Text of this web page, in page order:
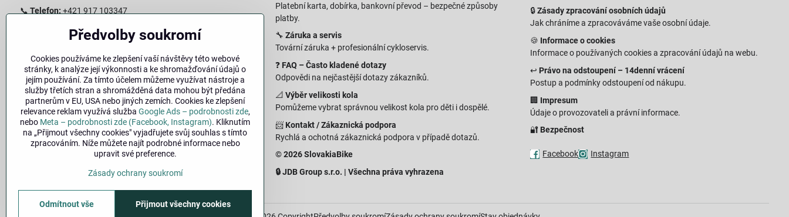
📞 Telefon: +421 917 103347
info@slovakiabike.sk
Pondělí–Pátek: 09:00–15:00
Sobota: 09:00–11:00
Neděle: Zavřeno
👉Zobrazit prodejnu na mapě(odkaz na Google Maps)
Platební karta, dobírka, bankovní převod – bezpečné způsoby
platby.
🔧 Záruka a servis
Tovární záruka + profesionální cykloservis.
❓ FAQ – Často kladené dotazy
Odpovědi na nejčastější dotazy zákazníků.
📐 Výběr velikosti kola
Pomůžeme vybrat správnou velikost kola pro děti i dospělé.
📨 Kontakt / Zákaznická podpora
Rychlá a ochotná zákaznická podpora v případě dotazů.
© 2026 SlovakiaBike
🔒 JDB Group s.r.o. | Všechna práva vyhrazena
🔒Zásady zpracování osobních údajů
Jak chráníme a zpracováváme vaše osobní údaje.
🍪 Informace o cookies
Informace o používaných cookies a zpracování údajů na webu.
↩️ Právo na odstoupení – 14denní vrácení
Postup a podmínky odstoupení od nákupu.
🏢 Impresum
Údaje o provozovateli a právní informace.
🔐 Bezpečnost
Facebook Instagram
Předvolby soukromí
Cookies používáme ke zlepšení vaší návštěvy této webové
stránky, k analýze její výkonnosti a ke shromažďování údajů o
jejím používání. Za tímto účelem můžeme využívat nástroje a
služby třetích stran a shromážděná data mohou být předána
partnerům v EU, USA nebo jiných zemích. Cookies ke zlepšení
relevance reklam využívá služba Google Ads – podrobnosti zde,
nebo Meta – podrobnosti zde (Facebook, Instagram). Kliknutím
na „Přijmout všechny cookies" vyjadřujete svůj souhlas s tímto
zpracováním. Níže můžete najít podrobné informace nebo
upravit své preference.
Zásady ochrany soukromí
Přijmout všechny cookies
Odmítnout vše